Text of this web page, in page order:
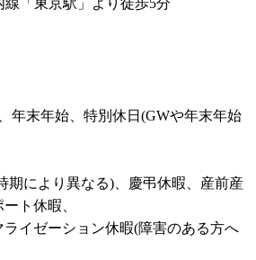
線「東京駅」より徒歩5分
年末年始、特別休日(GWや年末年始
期により異なる)、慶弔休暇、産前産
ト休暇、
イゼーション休暇(障害のある方へ